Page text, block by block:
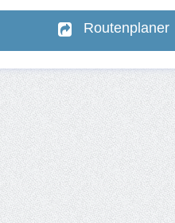
Routenplaner